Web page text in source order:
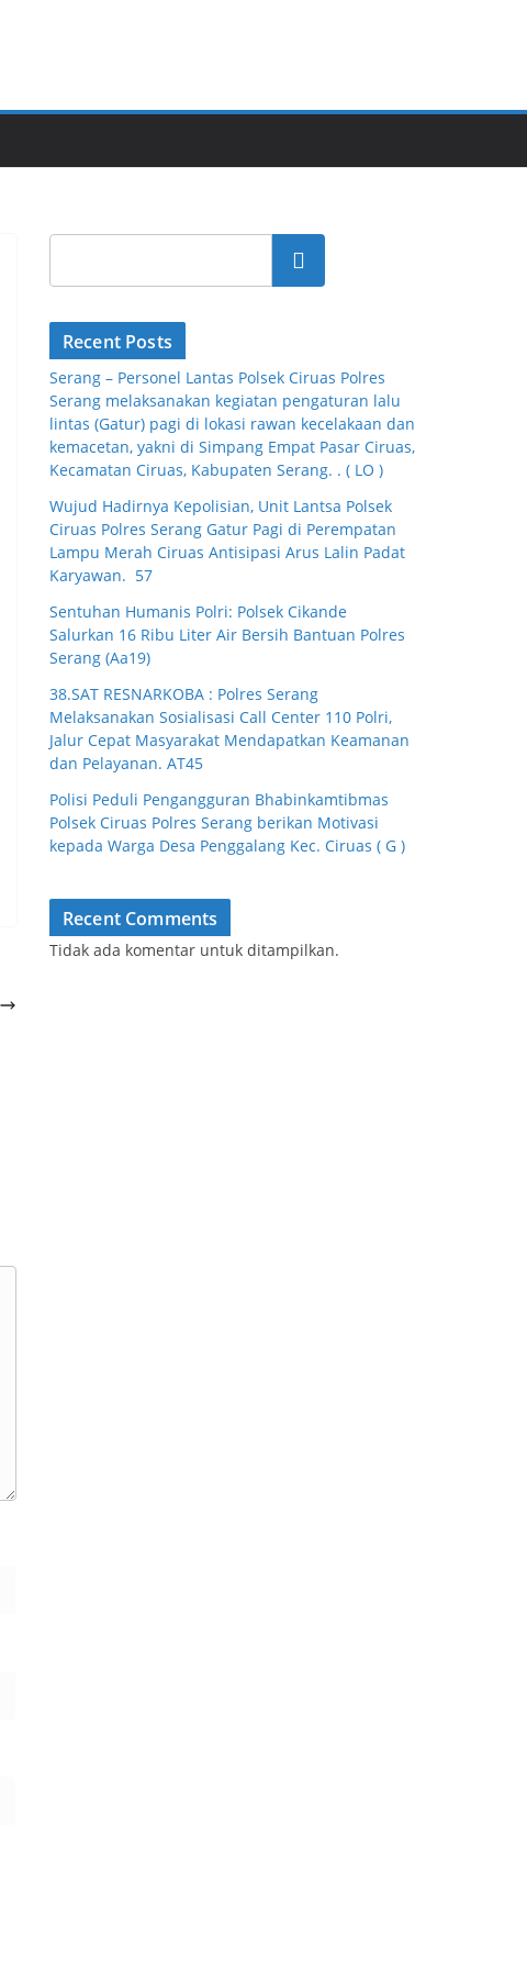
Cari
Recent Posts
Serang – Personel Lantas Polsek Ciruas Polres
Serang melaksanakan kegiatan pengaturan lalu
lintas (Gatur) pagi di lokasi rawan kecelakaan dan
kemacetan, yakni di Simpang Empat Pasar Ciruas,
Kecamatan Ciruas, Kabupaten Serang. . ( LO )
Wujud Hadirnya Kepolisian, Unit Lantsa Polsek
Ciruas Polres Serang Gatur Pagi di Perempatan
Lampu Merah Ciruas Antisipasi Arus Lalin Padat
Karyawan. 57
Sentuhan Humanis Polri: Polsek Cikande
Salurkan 16 Ribu Liter Air Bersih Bantuan Polres
Serang (Aa19)
38.SAT RESNARKOBA : Polres Serang
Melaksanakan Sosialisasi Call Center 110 Polri,
Jalur Cepat Masyarakat Mendapatkan Keamanan
dan Pelayanan. AT45
Polisi Peduli Pengangguran Bhabinkamtibmas
Polsek Ciruas Polres Serang berikan Motivasi
kepada Warga Desa Penggalang Kec. Ciruas ( G )
Recent Comments
Tidak ada komentar untuk ditampilkan.